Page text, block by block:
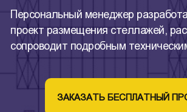
Персональный менеджер
проект размещения стеллажей,
сопроводит подробным
ЗАКАЗАТЬ БЕСПЛАТНЫЙ